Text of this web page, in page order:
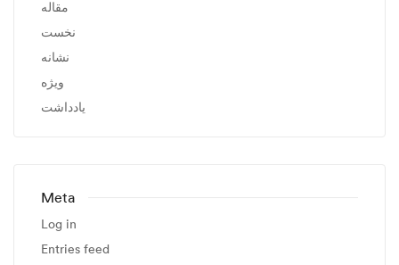
مقاله
نخست
نشانه
ویژه
یادداشت
Meta
Log in
Entries feed